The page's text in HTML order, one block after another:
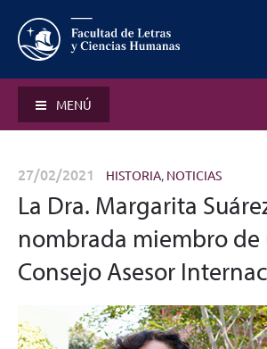
MENÚ
27/02/2021 HISTORIA, NOTICIAS
La Dra. Margarita
nombrada miembro de
Consejo Asesor